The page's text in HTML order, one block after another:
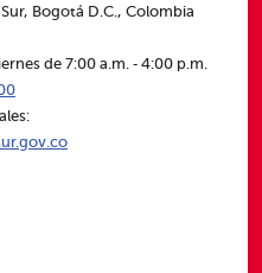
Bogotá D.C., Colombia
de 7:00 a.m. ‑ 4:00 p.m.